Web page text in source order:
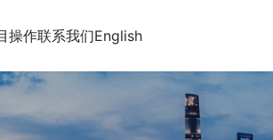
操作联系我们English